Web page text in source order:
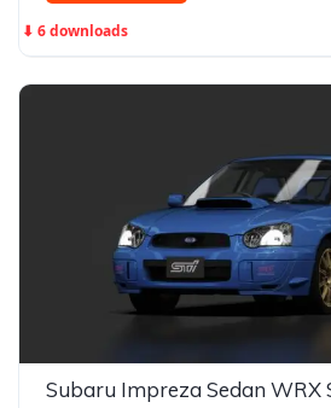
⬇ 6 downloads
Subaru Impreza Sedan WRX